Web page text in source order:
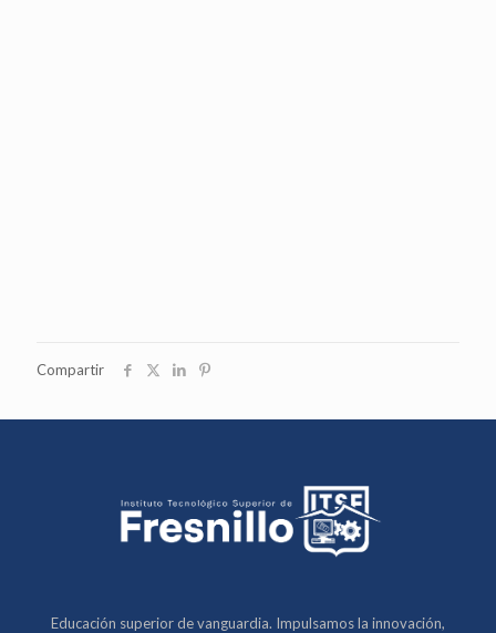
Compartir
Educación superior de vanguardia. Impulsamos la innovación,